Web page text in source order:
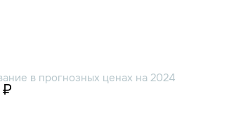
в прогнозных ценах на 2024